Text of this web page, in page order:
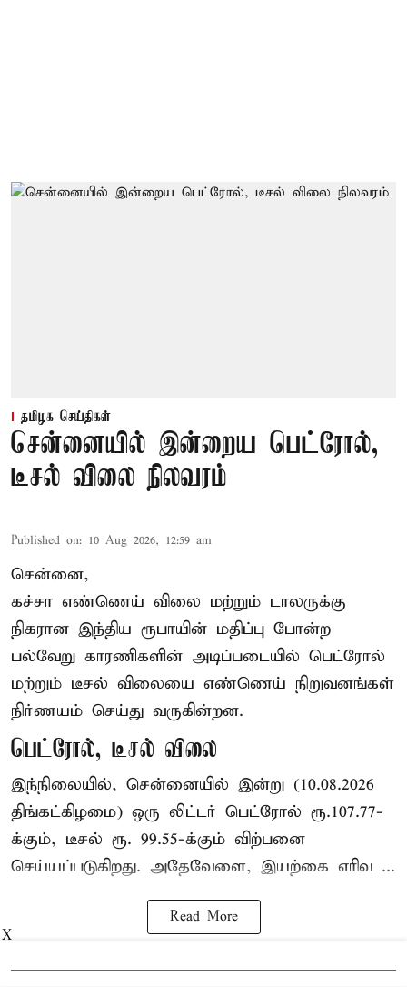
தமிழக செய்திகள்
சென்னையில் இன்றைய பெட்ரோல்,
டீசல் விலை நிலவரம்
Published on: 10 Aug 2026, 12:59 am
சென்னை,
கச்சா எண்ணெய் விலை மற்றும் டாலருக்கு
நிகரான இந்திய ரூபாயின் மதிப்பு போன்ற
பல்வேறு காரணிகளின் அடிப்படையில் பெட்ரோல்
மற்றும் டீசல் விலையை எண்ணெய் நிறுவனங்கள்
நிர்ணயம் செய்து வருகின்றன.
பெட்ரோல், டீசல் விலை
இந்நிலையில், சென்னையில் இன்று (10.08.2026
திங்கட்கிழமை) ஒரு லிட்டர் பெட்ரோல் ரூ.107.77-
க்கும், டீசல் ரூ. 99.55-க்கும் விற்பனை
செய்யப்படுகிறது. அதேவேளை, இயற்கை எரிவ ...
Read More
X